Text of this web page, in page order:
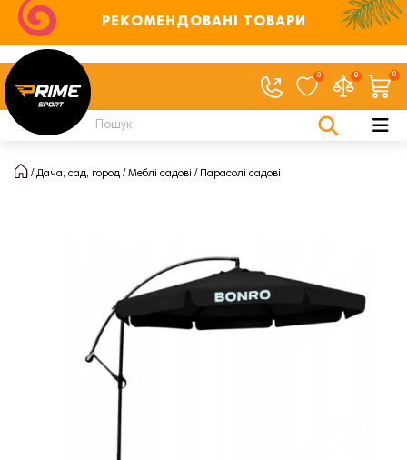
РЕКОМЕНДОВАНІ ТОВАРИ
0 0 0
Дача, сад, город Меблі садові Парасолі садові